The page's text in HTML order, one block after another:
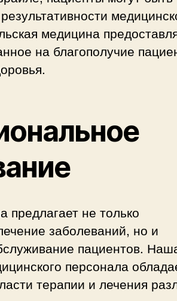
медицина
на благополучие
предлагает не только
заболеваний, но и
пациентов.
персонала
терапии и лечения